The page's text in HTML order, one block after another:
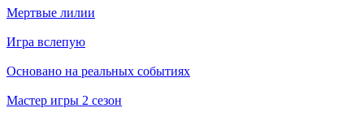
Мертвые лилии
Игра вслепую
Основано на реальных событиях
Мастер игры 2 сезон